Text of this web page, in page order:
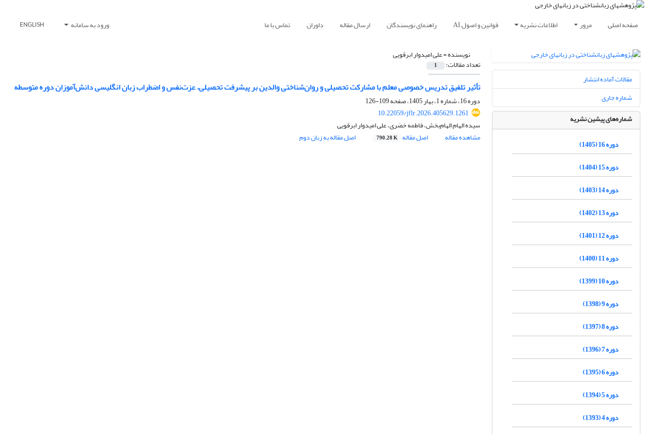
صفحه اصلی مرور اطلاعات نشریه قوانین و اصول AI راهنمای نویسندگان ارسال مقاله داوران تماس با ما ورود به سامانه ENGLISH
نویسنده =علی امیدوار ابرقویی
تعداد مقالات: 1
تأثیر تلفیق تدریس خصوصی معلم با مشارکت تحصیلی و روان‌شناختی والدین بر پیشرفت تحصیلی، عزت‌نفس و اضطراب زبان انگلیسی دانش‌آموزان دوره متوسطه
دوره 16، شماره 1، بهار 1405، صفحه
109-126
10.22059/jflr.2026.405629.1261
سیده الهام الهام‌بخش، فاطمه خضری، علی امیدوار ابرقویی
مشاهده مقاله
اصل مقاله 790.28 K اصل مقاله به زبان دوم
مقالات آماده انتشار
شماره جاری
شماره‌های پیشین نشریه
دوره 16 (1405)
دوره 15 (1404)
دوره 14 (1403)
دوره 13 (1402)
دوره 12 (1401)
دوره 11 (1400)
دوره 10 (1399)
دوره 9 (1398)
دوره 8 (1397)
دوره 7 (1396)
دوره 6 (1395)
دوره 5 (1394)
دوره 4 (1393)